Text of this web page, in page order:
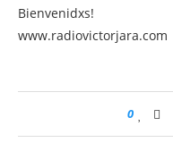
Bienvenidxs!
www.radiovictorjara.com
0